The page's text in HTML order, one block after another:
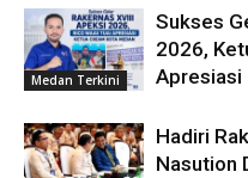
Medan Terkini
Sukses
2026,
Apresiasi
Hadiri
Nasution